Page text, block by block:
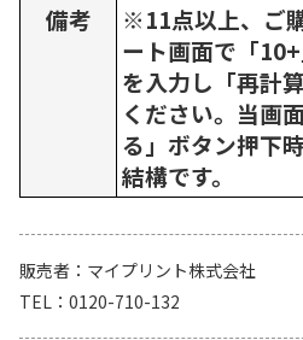
備考
※11点以上、ご
ート画面で「
を入力し「再計
ください。当画
る」ボタン押下
結構です。
販売者
マイプリント株式会社
TEL
0120-710-132